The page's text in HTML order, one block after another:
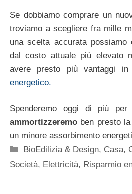
Se dobbiamo comprare un
troviamo a scegliere fra mille
una scelta accurata possiamo
dal costo attuale più elevato
avere presto più vantaggi
energetico.
Spenderemo oggi di più
ammortizzeremo ben presto
un minore assorbimento
Categorie
BioEdilizia & Design, Casa,
Società, Elettricità, Risparmio